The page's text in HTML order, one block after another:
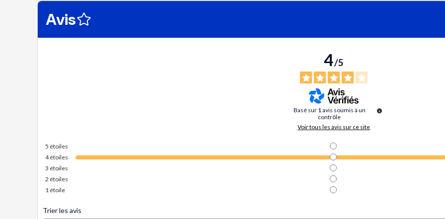
Avis
4/5
Basé sur 1 avis soumis à un
contrôle
Voir tous les avis sur ce site
5 étoiles
4étoiles
3 étoiles
2 étoiles
1 étoile
Trier les avis